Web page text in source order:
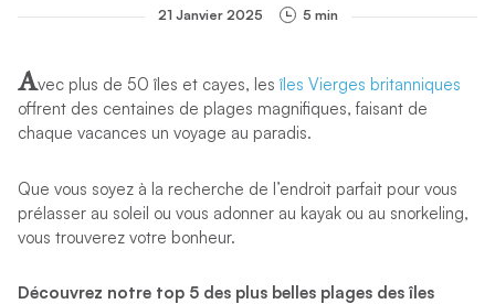
21 Janvier 2025 5 min
Avec plus de 50 îles et cayes, lesîles Vierges britanniques
offrent des centaines de plages magnifiques, faisant de
chaque vacances un voyage au paradis.
Que vous soyez à la recherche de l’endroit parfait pour vous
prélasser au soleil ou vous adonner au kayak ou au snorkeling,
vous trouverez votre bonheur.
Découvrez notre top 5 des plus belles plages des îles